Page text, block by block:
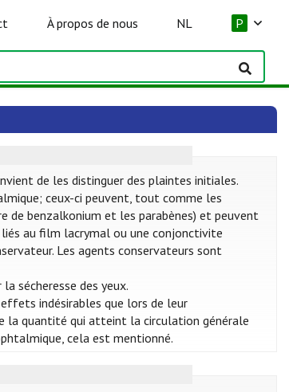
À propos de nous NL P
de les distinguer des plaintes initiales.
ceux-ci peuvent, tout comme les
de benzalkonium et les parabènes) et peuvent
au film lacrymal ou une conjonctivite
Les agents conservateurs sont
sécheresse des yeux.
indésirables que lors de leur
la quantité qui atteint la circulation générale
cela est mentionné.